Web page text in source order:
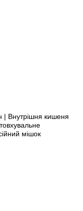
| Внутрішня кишеня
мішок